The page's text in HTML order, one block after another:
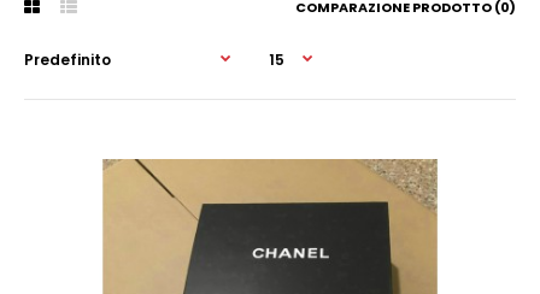
COMPARAZIONE PRODOTTO (0)